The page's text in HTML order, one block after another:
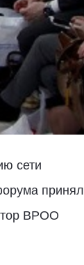
сети
принял
ВРОО